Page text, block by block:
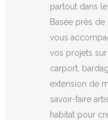
partout dans le
Basée près
vous
vos projets sur
carport,
extension de
savoir-faire
habitat pour